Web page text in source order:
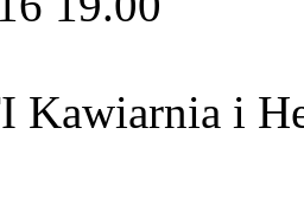
i